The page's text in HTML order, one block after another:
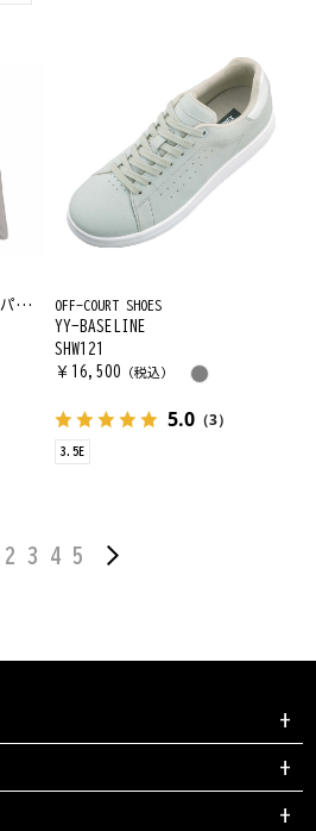
ウィメンズニットショートパンツ
OFF-COURT SHOES
YY-BASELINE
SHW121
￥ 16,500 （税込）
5.0（3）
3.5E
2 3 4 5